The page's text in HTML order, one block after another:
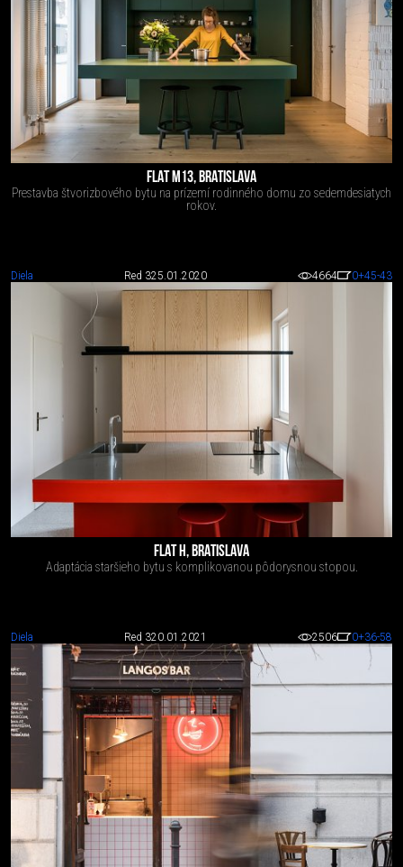
FLAT M13, BRATISLAVA
Prestavba štvorizbového bytu na prízemí rodinného domu zo sedemdesiatych
rokov.
Diela Red 325.01.2020 4664 0+45-43
FLAT H, BRATISLAVA
Adaptácia staršieho bytu s komplikovanou pôdorysnou stopou.
Diela Red 320.01.2021 2506 0+36-58